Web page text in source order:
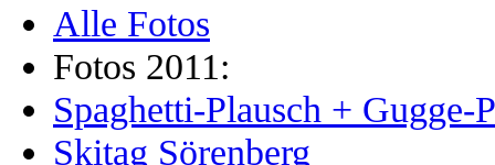
Alle Fotos
Fotos 2011:
Spaghetti-Plausch + Gugge-
Skitag Sörenberg